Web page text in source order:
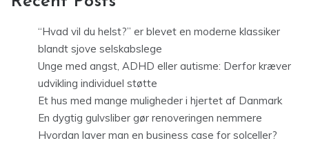
“Hvad vil du helst?” er blevet en moderne klassiker
blandt sjove selskabslege
Unge med angst, ADHD eller autisme: Derfor kræver
udvikling individuel støtte
Et hus med mange muligheder i hjertet af Danmark
En dygtig gulvsliber gør renoveringen nemmere
Hvordan laver man en business case for solceller?